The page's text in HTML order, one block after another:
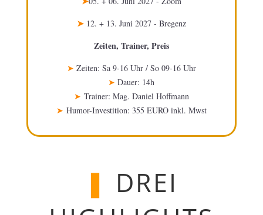
➤ 12. + 13. Juni 2027 - Bregenz
Zeiten, Trainer, Preis
➤ Zeiten: Sa 9-16 Uhr / So 09-16 Uhr
➤Dauer: 14h
➤ Trainer: Mag. Daniel Hoffmann
➤ Humor-Investition: 355 EURO inkl. Mwst
❚ DREI